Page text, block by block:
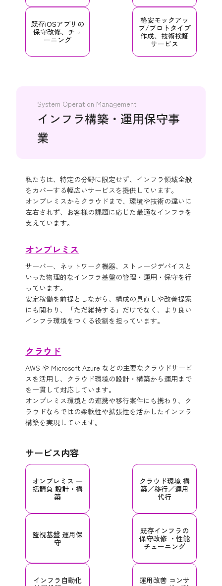
既存iOSアプリの
保守改修、 チュ
ーニング
格安モックアッ
プ/プロトタイプ
作成、 技術検証
サービス
System Operation Management
インフラ構築・運用保守事
業
私たちは、特定の分野に限定せず、インフラ領域全般
をカバーする幅広いサービスを提供しています。
オンプレミスからクラウドまで、環境や技術の違いに
左右されず、お客様の課題に応じた最適なインフラを
支えています。
オンプレミス
サーバー、ネットワーク機器、ストレージデバイスと
いった物理的なインフラ基盤の管理・運用・保守を行
っています。
安定稼働を前提としながら、構成の見直しや改善提案
にも関わり、「ただ維持する」だけでなく、より良い
インフラ環境をつくる役割を担っています。
クラウド
AWS や Microsoft Azure などの主要なクラウドサービ
スを活用し、クラウド環境の設計・構築から運用まで
を一貫して対応しています。
オンプレミス環境との連携や移行案件にも携わり、ク
ラウドならではの柔軟性や拡張性を活かしたインフラ
構築を実現しています。
サービス内容
オンプレミス 一
括請負 設計・構
築
クラウド環境構
築／移行／運用
代行
監視基盤 運用保
守
既存インフラの
保守改修 ・性能
チューニング
インフラ自動化
運用改善 コンサ